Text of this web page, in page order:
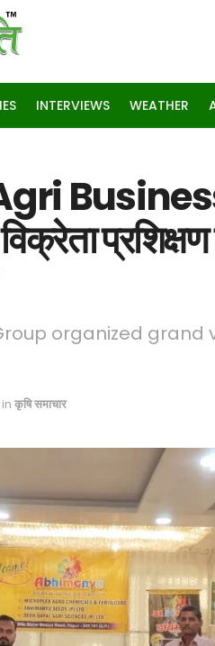
INTERVIEWS WEATHER
Business
organized grand
in कृषि समाचार